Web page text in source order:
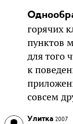
горячих
пунктов
для того
к
совсем
Улитка 2007